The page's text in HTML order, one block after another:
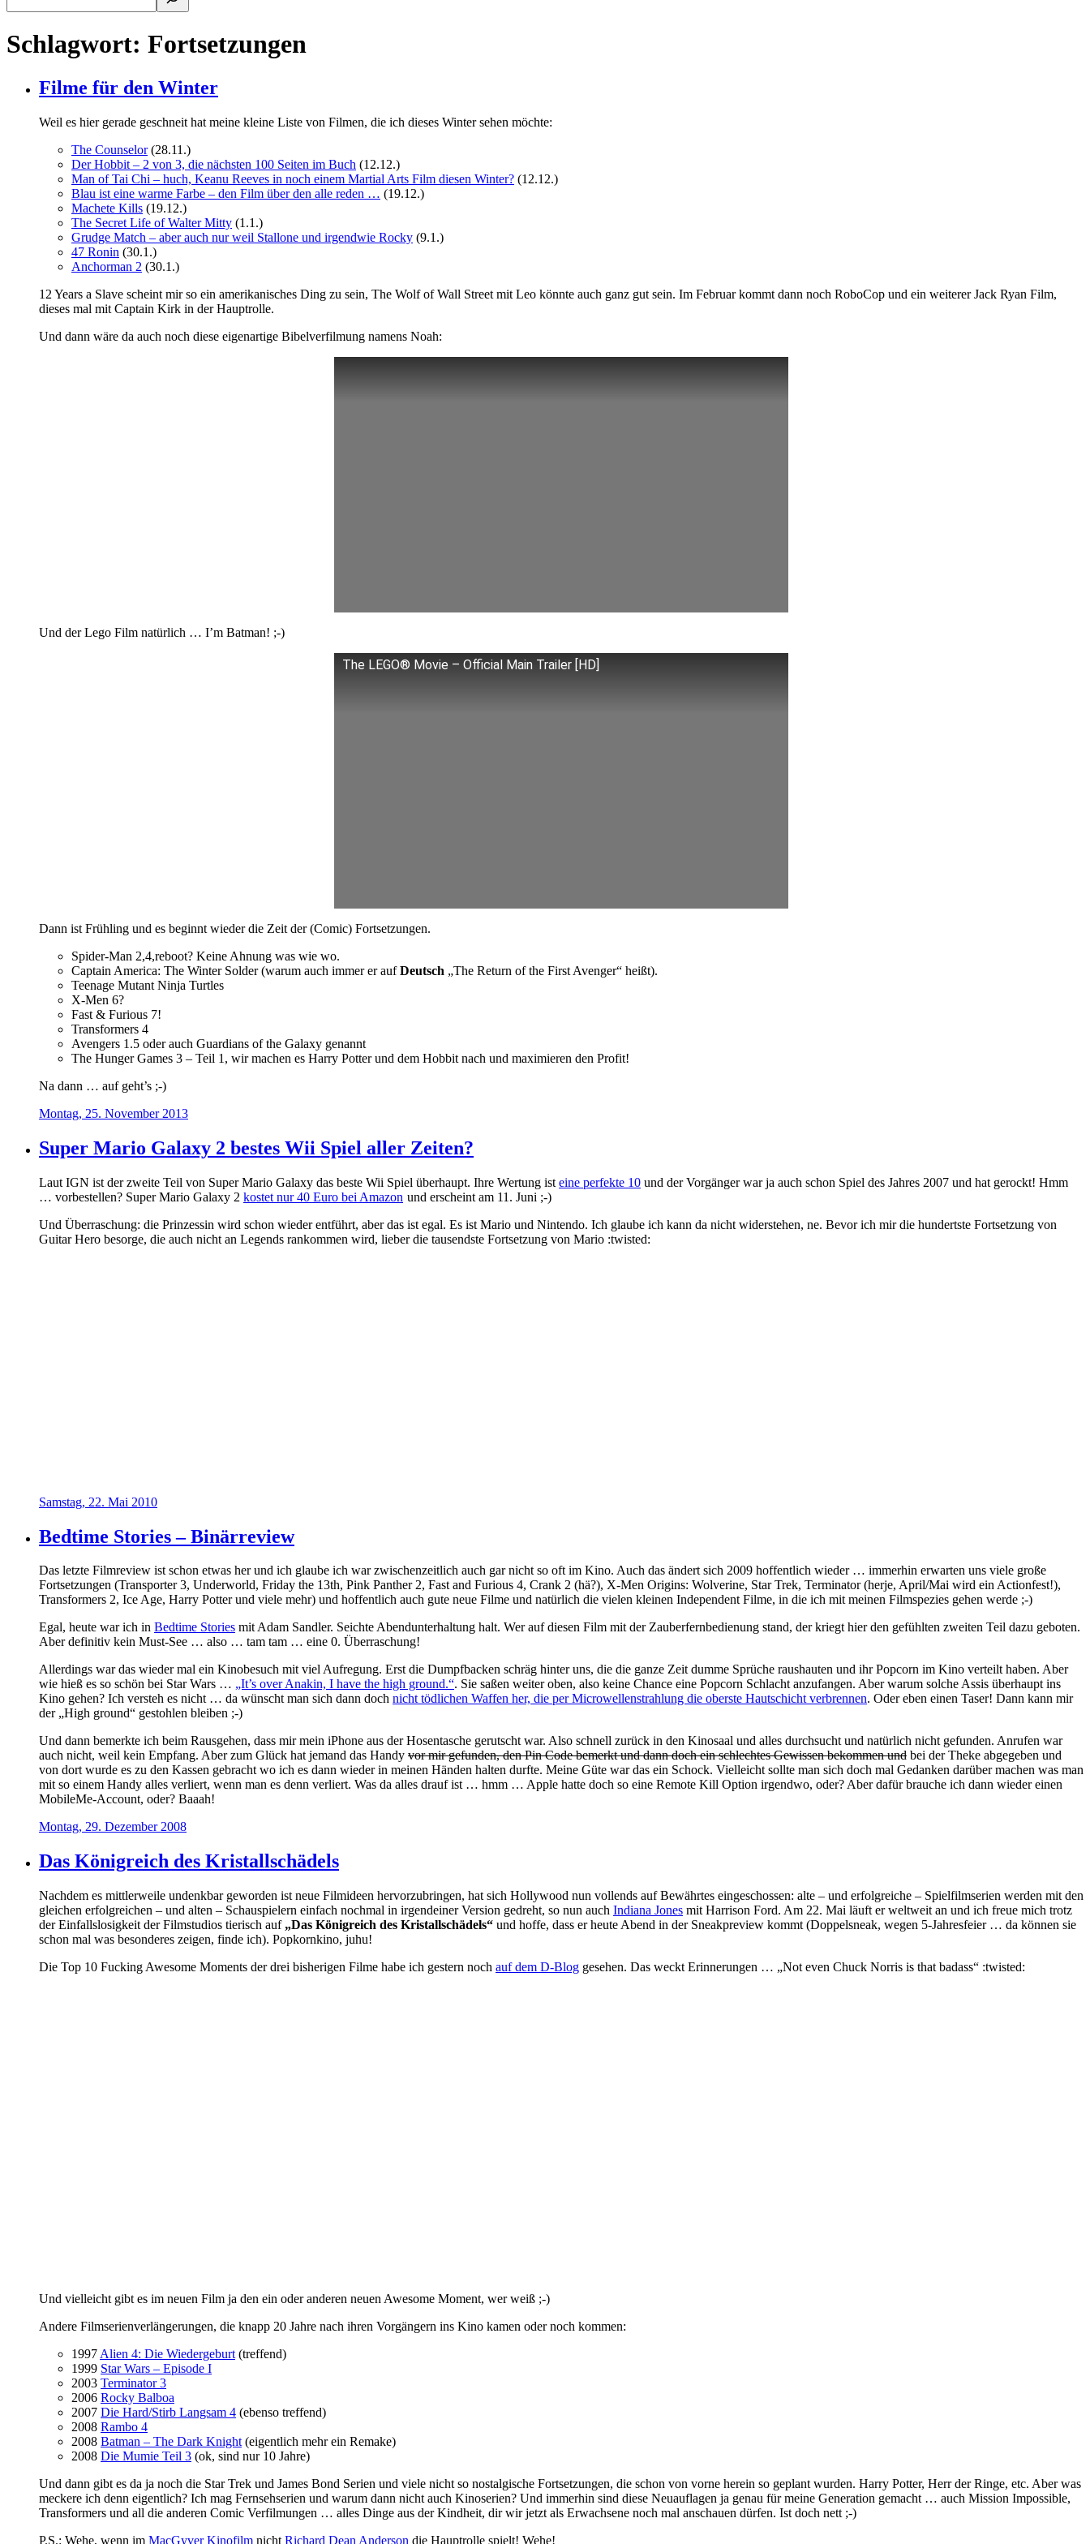
Schlagwort: Fortsetzungen
Filme für den Winter
Weil es hier gerade geschneit hat meine kleine Liste von Filmen, die ich dieses Winter sehen möchte:
The Counselor(28.11.)
Der Hobbit – 2 von 3, die nächsten 100 Seiten im Buch (12.12.)
Man of Tai Chi – huch, Keanu Reeves in noch einem Martial Arts Film diesen Winter? (12.12.)
Blau ist eine warme Farbe – den Film über den alle reden … (19.12.)
Machete Kills (19.12.)
The Secret Life of Walter Mitty (1.1.)
Grudge Match – aber auch nur weil Stallone und irgendwie Rocky (9.1.)
47 Ronin (30.1.)
Anchorman 2 (30.1.)
12 Years a Slave scheint mir so ein amerikanisches Ding zu sein, The Wolf of Wall Street mit Leo könnte auch ganz gut sein. Im Februar kommt dann noch RoboCop und ein weiterer Jack Ryan Film,
dieses mal mit Captain Kirk in der Hauptrolle.
Und dann wäre da auch noch diese eigenartige Bibelverfilmung namens Noah:
Und der Lego Film natürlich … I’m Batman! ;-)
The LEGO® Movie – Official Main Trailer [HD]
Dann ist Frühling und es beginnt wieder die Zeit der (Comic) Fortsetzungen.
Spider-Man 2,4,reboot? Keine Ahnung was wie wo.
Captain America: The Winter Solder (warum auch immer er aufDeutsch „The Return of the First Avenger“ heißt).
Teenage Mutant Ninja Turtles
X-Men 6?
Fast & Furious 7!
Transformers 4
Avengers 1.5 oder auch Guardians of the Galaxy genannt
The Hunger Games 3 – Teil 1, wir machen es Harry Potter und dem Hobbit nach und maximieren den Profit!
Na dann … auf geht’s ;-)
Montag, 25. November 2013
Super Mario Galaxy 2 bestes Wii Spiel aller Zeiten?
Laut IGN ist der zweite Teil von Super Mario Galaxy das beste Wii Spiel überhaupt. Ihre Wertung ist eine perfekte 10 und der Vorgänger war ja auch schon Spiel des Jahres 2007 und hat gerockt! Hmm
… vorbestellen? Super Mario Galaxy 2 kostet nur 40 Euro bei Amazon und erscheint am 11. Juni ;-)
Und Überraschung: die Prinzessin wird schon wieder entführt, aber das ist egal. Es ist Mario und Nintendo. Ich glaube ich kann da nicht widerstehen, ne. Bevor ich mir die hundertste Fortsetzung von
Guitar Hero besorge, die auch nicht an Legends rankommen wird, lieber die tausendste Fortsetzung von Mario :twisted:
Samstag, 22. Mai 2010
Bedtime Stories – Binärreview
Das letzte Filmreview ist schon etwas her und ich glaube ich war zwischenzeitlich auch gar nicht so oft im Kino. Auch das ändert sich 2009 hoffentlich wieder … immerhin erwarten uns viele große
Fortsetzungen (Transporter 3, Underworld, Friday the 13th, Pink Panther 2, Fast and Furious 4, Crank 2 (hä?), X-Men Origins: Wolverine, Star Trek, Terminator (herje, April/Mai wird ein Actionfest!),
Transformers 2, Ice Age, Harry Potter und viele mehr) und hoffentlich auch gute neue Filme und natürlich die vielen kleinen Independent Filme, in die ich mit meinen Filmspezies gehen werde ;-)
Egal, heute war ich in Bedtime Stories mit Adam Sandler. Seichte Abendunterhaltung halt. Wer auf diesen Film mit der Zauberfernbedienung stand, der kriegt hier den gefühlten zweiten Teil dazu geboten.
Aber definitiv kein Must-See … also … tam tam … eine 0. Überraschung!
Allerdings war das wieder mal ein Kinobesuch mit viel Aufregung. Erst die Dumpfbacken schräg hinter uns, die die ganze Zeit dumme Sprüche raushauten und ihr Popcorn im Kino verteilt haben. Aber
wie hieß es so schön bei Star Wars … „It’s over Anakin, I have the high ground.“. Sie saßen weiter oben, also keine Chance eine Popcorn Schlacht anzufangen. Aber warum solche Assis überhaupt ins
Kino gehen? Ich versteh es nicht … da wünscht man sich dann doch nicht tödlichen Waffen her, die per Microwellenstrahlung die oberste Hautschicht verbrennen. Oder eben einen Taser! Dann kann mir
der „High ground“ gestohlen bleiben ;-)
Und dann bemerkte ich beim Rausgehen, dass mir mein iPhone aus der Hosentasche gerutscht war. Also schnell zurück in den Kinosaal und alles durchsucht und natürlich nicht gefunden. Anrufen war
auch nicht, weil kein Empfang. Aber zum Glück hat jemand das Handy vor mir gefunden, den Pin Code bemerkt und dann doch ein schlechtes Gewissen bekommen und bei der Theke abgegeben und
von dort wurde es zu den Kassen gebracht wo ich es dann wieder in meinen Händen halten durfte. Meine Güte war das ein Schock. Vielleicht sollte man sich doch mal Gedanken darüber machen was man
mit so einem Handy alles verliert, wenn man es denn verliert. Was da alles drauf ist … hmm … Apple hatte doch so eine Remote Kill Option irgendwo, oder? Aber dafür brauche ich dann wieder einen
MobileMe-Account, oder? Baaah!
Montag, 29. Dezember 2008
Das Königreich des Kristallschädels
Nachdem es mittlerweile undenkbar geworden ist neue Filmideen hervorzubringen, hat sich Hollywood nun vollends auf Bewährtes eingeschossen: alte – und erfolgreiche – Spielfilmserien werden mit den
gleichen erfolgreichen – und alten – Schauspielern einfach nochmal in irgendeiner Version gedreht, so nun auch Indiana Jones mit Harrison Ford. Am 22. Mai läuft er weltweit an und ich freue mich trotz
der Einfallslosigkeit der Filmstudios tierisch auf „Das Königreich des Kristallschädels“ und hoffe, dass er heute Abend in der Sneakpreview kommt (Doppelsneak, wegen 5-Jahresfeier … da können sie
schon mal was besonderes zeigen, finde ich). Popkornkino, juhu!
Die Top 10 Fucking Awesome Moments der drei bisherigen Filme habe ich gestern noch auf dem D-Blog gesehen. Das weckt Erinnerungen … „Not even Chuck Norris is that badass“ :twisted:
Und vielleicht gibt es im neuen Film ja den ein oder anderen neuen Awesome Moment, wer weiß ;-)
Andere Filmserienverlängerungen, die knapp 20 Jahre nach ihren Vorgängern ins Kino kamen oder noch kommen:
1997 Alien 4: Die Wiedergeburt (treffend)
1999 Star Wars – Episode I
2003 Terminator 3
2006 Rocky Balboa
2007 Die Hard/Stirb Langsam 4 (ebenso treffend)
2008 Rambo 4
2008 Batman – The Dark Knight (eigentlich mehr ein Remake)
2008 Die Mumie Teil 3 (ok, sind nur 10 Jahre)
Und dann gibt es da ja noch die Star Trek und James Bond Serien und viele nicht so nostalgische Fortsetzungen, die schon von vorne herein so geplant wurden. Harry Potter, Herr der Ringe, etc. Aber was
meckere ich denn eigentlich? Ich mag Fernsehserien und warum dann nicht auch Kinoserien? Und immerhin sind diese Neuauflagen ja genau für meine Generation gemacht … auch Mission Impossible,
Transformers und all die anderen Comic Verfilmungen … alles Dinge aus der Kindheit, dir wir jetzt als Erwachsene noch mal anschauen dürfen. Ist doch nett ;-)
P.S.: Wehe, wenn im MacGyver Kinofilm nicht Richard Dean Anderson die Hauptrolle spielt! Wehe!